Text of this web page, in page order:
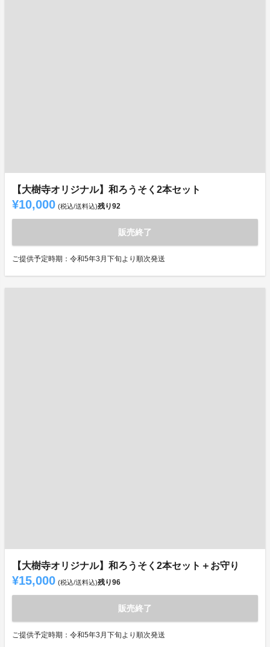
【大樹寺オリジナル】和ろうそく2本セット
¥10,000 (税込/送料込)残り92
販売終了
ご提供予定時期：令和5年3月下旬より順次発送
【大樹寺オリジナル】和ろうそく2本セット＋お守り
¥15,000 (税込/送料込)残り96
販売終了
ご提供予定時期：令和5年3月下旬より順次発送